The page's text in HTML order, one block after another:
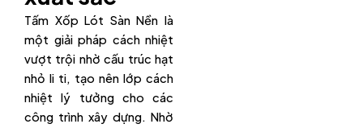
Tấm Xốp Lót Sàn Nền là
một giải pháp cách nhiệt
vượt trội nhờ cấu trúc hạt
nhỏ li ti, tạo nên lớp cách
nhiệt lý tưởng cho các
công trình xây dựng. Nhờ